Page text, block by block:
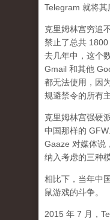
Telegram 就将其
克里姆林宫穷追
禁止了总共
去几年中，这个
Gmail 和其他
都无法使用，因
规避禁令的所有
克里姆林宫强硬
中国那样的
Gaaze 对媒体说
纳入考虑的三种
相比下，当年中
鼠游戏的斗争。
2015 年 7 月，